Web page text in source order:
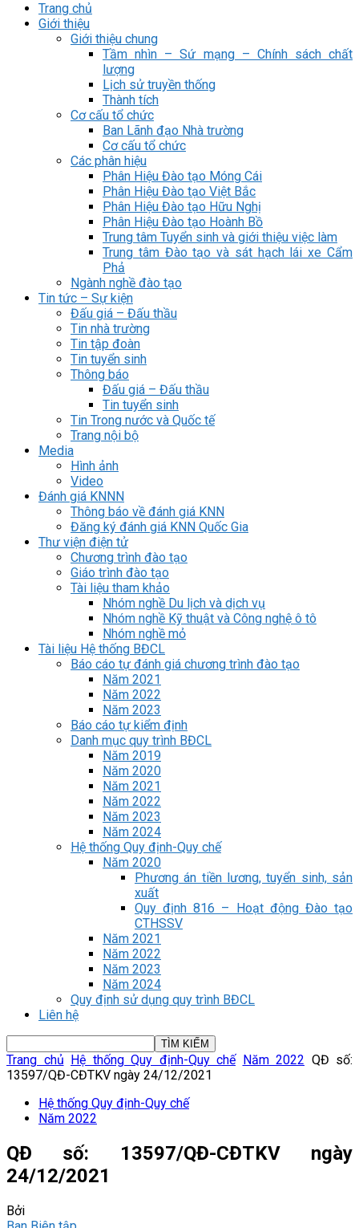
Trang chủ
Giới thiệu
Giới thiệu chung
Tầm nhìn – Sứ mạng – Chính sách chất
lượng
Lịch sử truyền thống
Thành tích
Cơ cấu tổ chức
Ban Lãnh đạo Nhà trường
Cơ cấu tổ chức
Các phân hiệu
Phân Hiệu Đào tạo Móng Cái
Phân Hiệu Đào tạo Việt Bắc
Phân Hiệu Đào tạo Hữu Nghị
Phân Hiệu Đào tạo Hoành Bồ
Trung tâm Tuyển sinh và giới thiệu việc làm
Trung tâm Đào tạo và sát hạch lái xe Cẩm
Phả
Ngành nghề đào tạo
Tin tức – Sự kiện
Đấu giá – Đấu thầu
Tin nhà trường
Tin tập đoàn
Tin tuyển sinh
Thông báo
Đấu giá – Đấu thầu
Tin tuyển sinh
Tin Trong nước và Quốc tế
Trang nội bộ
Media
Hình ảnh
Video
Đánh giá KNNN
Thông báo về đánh giá KNN
Đăng ký đánh giá KNN Quốc Gia
Thư viện điện tử
Chương trình đào tạo
Giáo trình đào tạo
Tài liệu tham khảo
Nhóm nghề Du lịch và dịch vụ
Nhóm nghề Kỹ thuật và Công nghệ ô tô
Nhóm nghề mỏ
Tài liệu Hệ thống BĐCL
Báo cáo tự đánh giá chương trình đào tạo
Năm 2021
Năm 2022
Năm 2023
Báo cáo tự kiểm định
Danh mục quy trình BĐCL
Năm 2019
Năm 2020
Năm 2021
Năm 2022
Năm 2023
Năm 2024
Hệ thống Quy định-Quy chế
Năm 2020
Phương án tiền lương, tuyển sinh, sản
xuất
Quy định 816 – Hoạt động Đào tạo
CTHSSV
Năm 2021
Năm 2022
Năm 2023
Năm 2024
Quy định sử dụng quy trình BĐCL
Liên hệ
Trang chủ Hệ thống Quy định-Quy chế Năm 2022 QĐ số:
13597/QĐ-CĐTKV ngày 24/12/2021
Hệ thống Quy định-Quy chế
Năm 2022
QĐ số: 13597/QĐ-CĐTKV ngày
24/12/2021
Bởi